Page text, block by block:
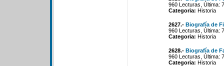
960 Lecturas, Última:
Categoria: Historia
2627.- Biografía de
960 Lecturas, Última:
Categoria: Historia
2628.- Biografía de
960 Lecturas, Última:
Categoria: Historia